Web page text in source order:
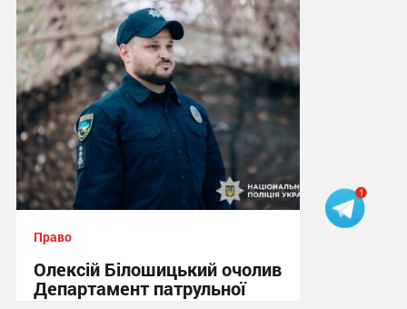
21:03, 5.08.2026
Право
Олексій Білошицький очолив
Департамент патрульної